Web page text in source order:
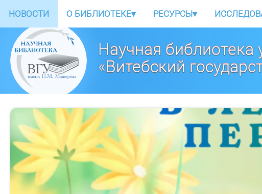
НОВОСТИ О БИБЛИОТЕКЕ▾ РЕСУРСЫ▾
Научная
«Витебский